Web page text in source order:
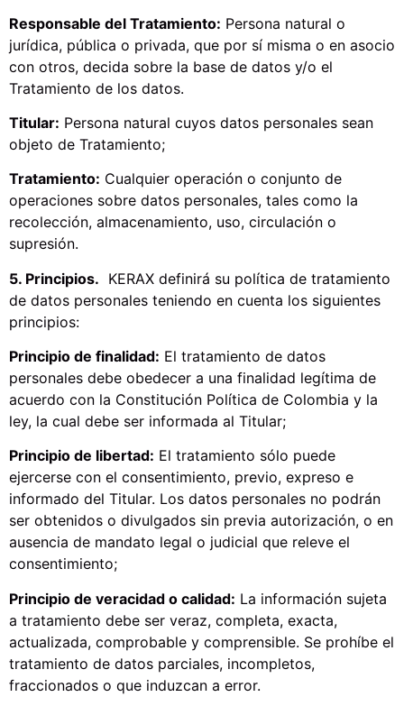
Responsable del Tratamiento: Persona natural o
jurídica, pública o privada, que por sí misma o en asocio
con otros, decida sobre la base de datos y/o el
Tratamiento de los datos.
Titular: Persona natural cuyos datos personales sean
objeto de Tratamiento;
Tratamiento: Cualquier operación o conjunto de
operaciones sobre datos personales, tales como la
recolección, almacenamiento, uso, circulación o
supresión.
5. Principios. KERAX definirá su política de tratamiento
de datos personales teniendo en cuenta los siguientes
principios:
Principio de finalidad: El tratamiento de datos
personales debe obedecer a una finalidad legítima de
acuerdo con la Constitución Política de Colombia y la
ley, la cual debe ser informada al Titular;
Principio de libertad: El tratamiento sólo puede
ejercerse con el consentimiento, previo, expreso e
informado del Titular. Los datos personales no podrán
ser obtenidos o divulgados sin previa autorización, o en
ausencia de mandato legal o judicial que releve el
consentimiento;
Principio de veracidad o calidad: La información sujeta
a tratamiento debe ser veraz, completa, exacta,
actualizada, comprobable y comprensible. Se prohíbe el
tratamiento de datos parciales, incompletos,
fraccionados o que induzcan a error.